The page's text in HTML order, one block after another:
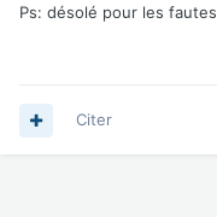
Ps: désolé pour les fautes
Citer